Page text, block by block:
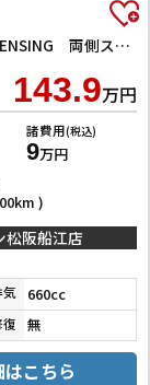
L 軽バン 届出済未使用車 禁煙車 HondaSENSING 両側スライドドア アダプティブクルーズコントロール 障害物センサー オートエアコン ステアリングスイッチンドウ
143.9万円
諸費用(税込)
9万円
)
松阪船江店
気 660cc
復 無
こちら